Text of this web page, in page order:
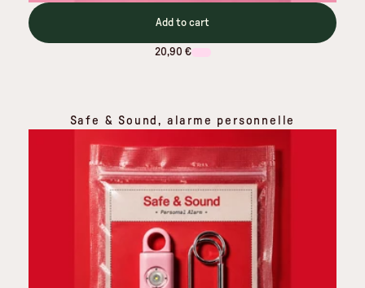
Add to cart
20,90 €
Safe & Sound, alarme personnelle